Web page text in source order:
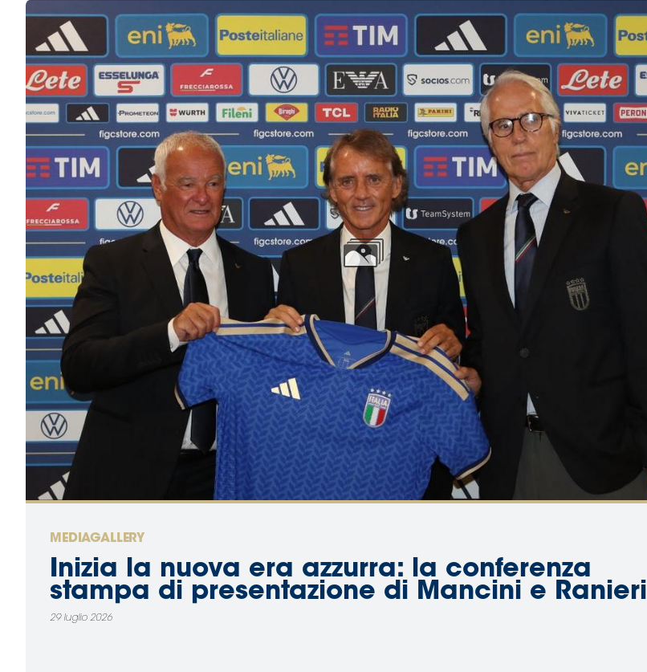
MEDIAGALLERY
Inizia la nuova era azzurra: la conferenza
stampa di presentazione di Mancini e Ranieri
29 luglio 2026